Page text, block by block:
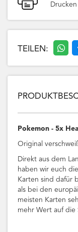
TEILEN:
Pokemon - 5x
Original
Direkt aus dem
haben wir euch
Karten sind dafür
als bei den
meisten Karten
mehr Wert auf